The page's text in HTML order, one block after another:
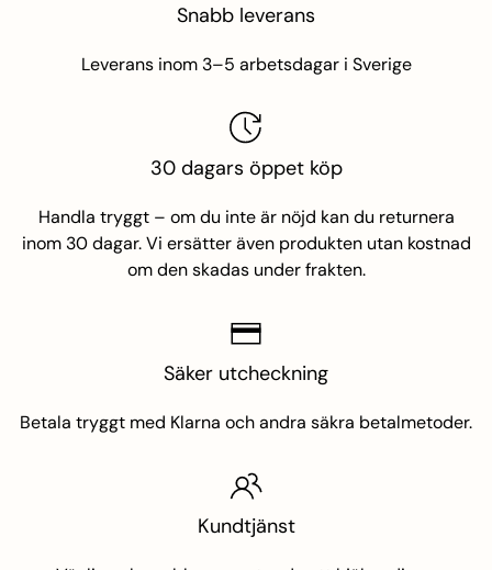
Snabb leverans
Leverans inom 3–5 arbetsdagar i Sverige
30 dagars öppet köp
Handla tryggt – om du inte är nöjd kan du returnera
inom 30 dagar. Vi ersätter även produkten utan kostnad
om den skadas under frakten.
Säker utcheckning
Betala tryggt med Klarna och andra säkra betalmetoder.
Kundtjänst
namez